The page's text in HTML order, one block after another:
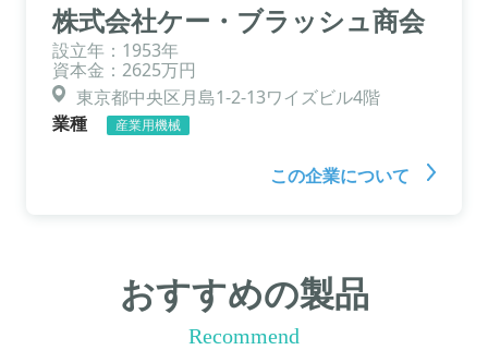
株式会社ケー・ブラッシュ商会
設立年：1953年
資本金：2625万円
東京都中央区月島1-2-13ワイズビル4階
業種
産業用機械
この企業について
おすすめの製品
Recommend